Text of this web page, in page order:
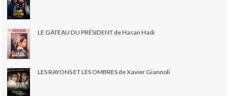
LE GÂTEAU DU PRÉSIDENT de Hasan Hadi
LES RAYONS ET LES OMBRES de Xavier Giannoli